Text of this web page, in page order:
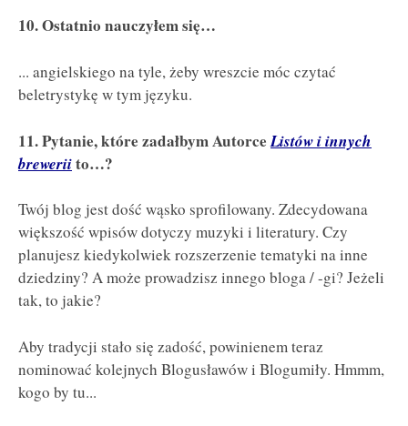
10. Ostatnio nauczyłem się…
... angielskiego na tyle, żeby wreszcie móc czytać
beletrystykę w tym języku.
11. Pytanie, które zadałbym AutorceListów i innych
breweriito…?
Twój blog jest dość wąsko sprofilowany. Zdecydowana
większość wpisów dotyczy muzyki i literatury. Czy
planujesz kiedykolwiek rozszerzenie tematyki na inne
dziedziny? A może prowadzisz innego bloga / -gi? Jeżeli
tak, to jakie?
Aby tradycji stało się zadość, powinienem teraz
nominować kolejnych Blogusławów i Blogumiły. Hmmm,
kogo by tu...